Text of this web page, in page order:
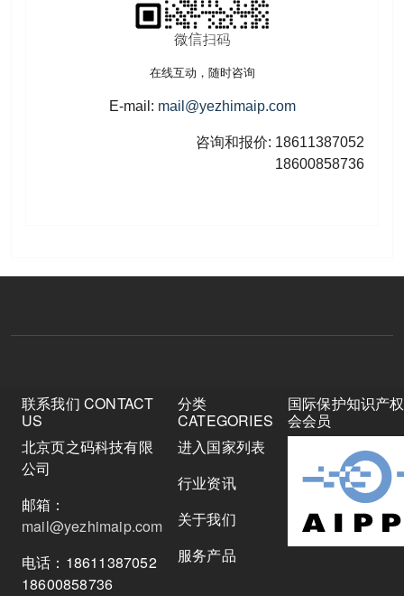
在线互动，随时咨询
E-mail: mail@yezhimaip.com
咨询和报价: 18611387052
18600858736
联系我们 CONTACT
US
北京页之码科技有限
公司
邮箱：
mail@yezhimaip.com
电话：18611387052
18600858736
分类
CATEGORIES
进入国家列表
行业资讯
关于我们
服务产品
国际保护知识产
会会员